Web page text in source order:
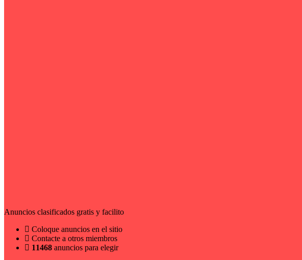
Anuncios clasificados gratis y facilito
Coloque anuncios en el sitio
Contacte a otros miembros
11468 anuncios para elegir